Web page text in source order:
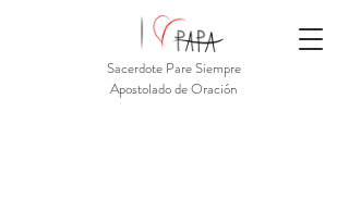
Sacerdote Pare Siempre
Apostolado de Oración